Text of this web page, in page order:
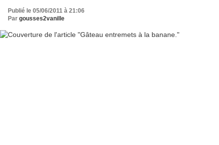
Publié le 05/06/2011 à 21:06
Par gousses2vanille